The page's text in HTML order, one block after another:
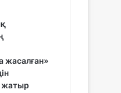
жасалған»